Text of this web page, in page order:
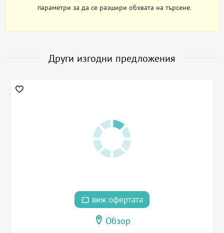
параметри за да се разшири обхвата на търсене.
Други изгодни предложения
виж офертата
Обзор